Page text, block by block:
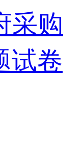
采购
试卷